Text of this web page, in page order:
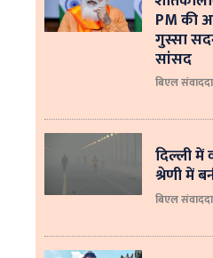
PM की
गुस्सा
सांसद
बिएल
दिल्ली में
श्रेणी में
बिएल